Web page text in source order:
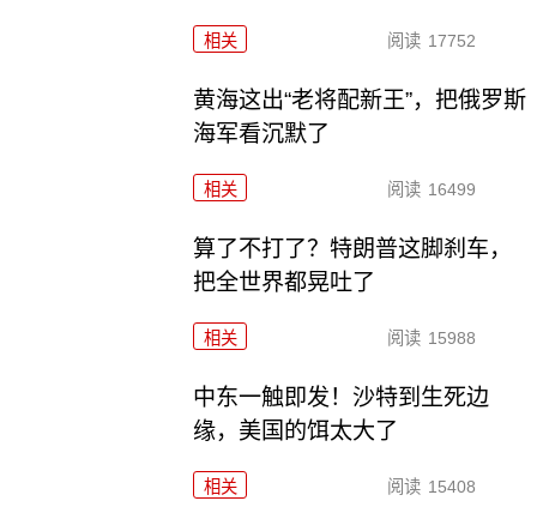
相关 阅读 17752
黄海这出“老将配新王”，把俄罗斯
海军看沉默了
相关 阅读 16499
算了不打了？特朗普这脚刹车，
把全世界都晃吐了
相关 阅读 15988
中东一触即发！沙特到生死边
缘，美国的饵太大了
相关 阅读 15408